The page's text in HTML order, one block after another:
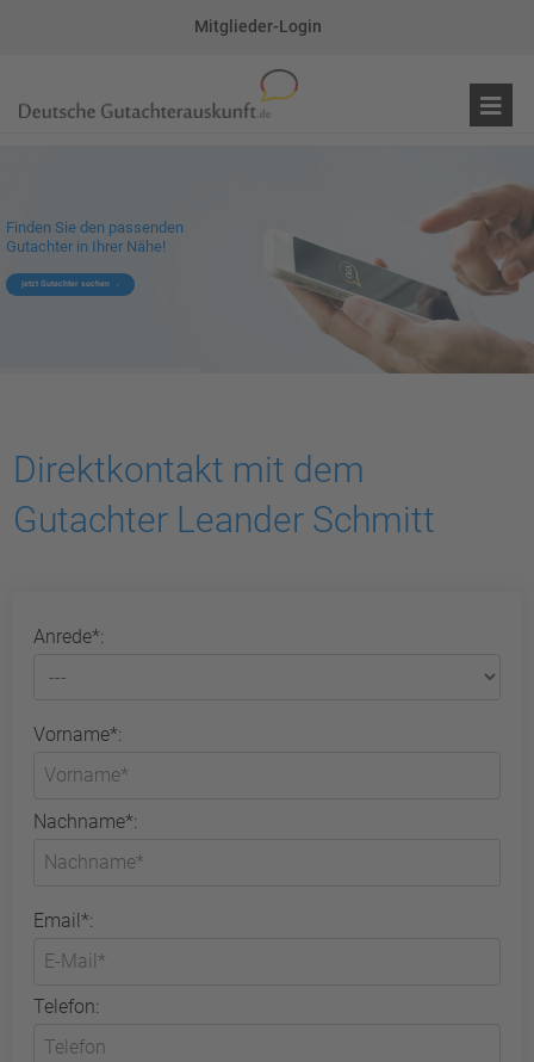
Mitglieder-Login
Finden Sie den passenden
Gutachter in Ihrer Nähe!
jetzt Gutachter suchen
Direktkontakt mit dem
Gutachter Leander Schmitt
Anrede*:
Vorname*:
Nachname*:
Email*:
Telefon: